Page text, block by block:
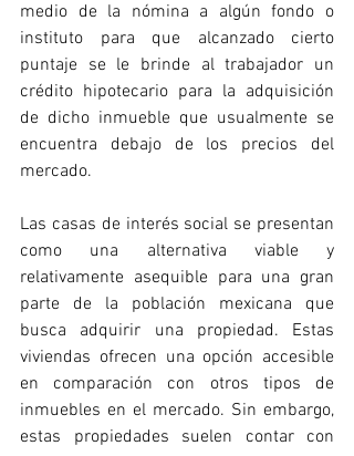
medio de la nómina a algún fondo o
instituto para que alcanzado cierto
puntaje se le brinde al trabajador un
crédito hipotecario para la adquisición
de dicho inmueble que usualmente se
encuentra debajo de los precios del
mercado.
Las casas de interés social se presentan
como una alternativa viable y
relativamente asequible para una gran
parte de la población mexicana que
busca adquirir una propiedad. Estas
viviendas ofrecen una opción accesible
en comparación con otros tipos de
inmuebles en el mercado. Sin embargo,
estas propiedades suelen contar con